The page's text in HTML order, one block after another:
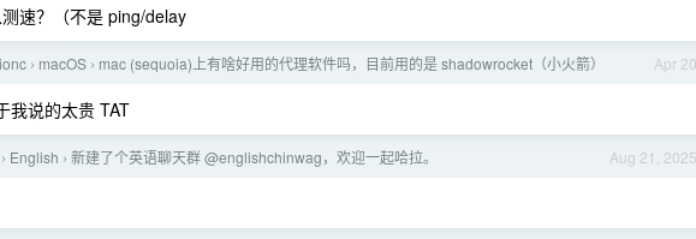
速？（不是 ping/delay
Apr 20
› macOS › mac (sequoia)上有啥好用的代理软件吗，目前用的是 shadowrocket（小火箭）
我说的太贵 TAT
Aug 21, 2025
› English › 新建了个英语聊天群 @englishchinwag，欢迎一起哈拉。